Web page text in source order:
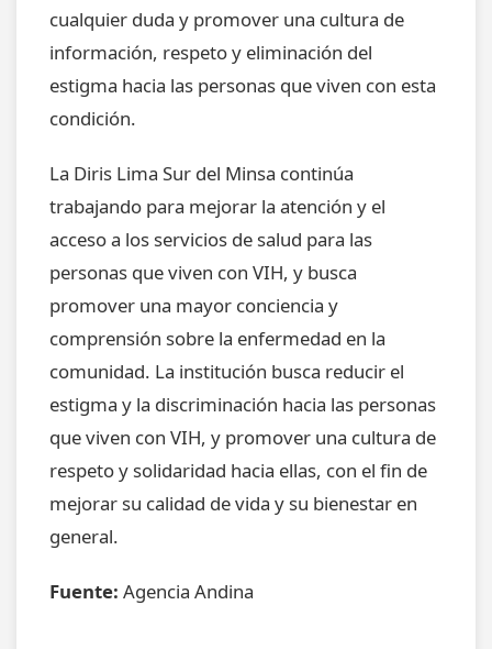
cualquier duda y promover una cultura de
información, respeto y eliminación del
estigma hacia las personas que viven con esta
condición.
La Diris Lima Sur del Minsa continúa
trabajando para mejorar la atención y el
acceso a los servicios de salud para las
personas que viven con VIH, y busca
promover una mayor conciencia y
comprensión sobre la enfermedad en la
comunidad. La institución busca reducir el
estigma y la discriminación hacia las personas
que viven con VIH, y promover una cultura de
respeto y solidaridad hacia ellas, con el fin de
mejorar su calidad de vida y su bienestar en
general.
Fuente: Agencia Andina